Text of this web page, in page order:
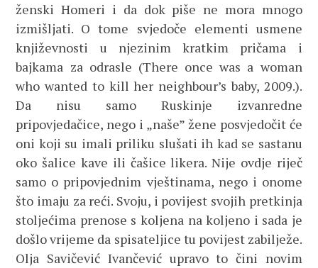
ženski Homeri i da dok piše ne mora mnogo
izmišljati. O tome svjedoče elementi usmene
književnosti u njezinim kratkim pričama i
bajkama za odrasle (There once was a woman
who wanted to kill her neighbour’s baby, 2009.).
Da nisu samo Ruskinje izvanredne
pripovjedačice, nego i „naše” žene posvjedočit će
oni koji su imali priliku slušati ih kad se sastanu
oko šalice kave ili čašice likera. Nije ovdje riječ
samo o pripovjednim vještinama, nego i onome
što imaju za reći. Svoju, i povijest svojih pretkinja
stoljećima prenose s koljena na koljeno i sada je
došlo vrijeme da spisateljice tu povijest zabilježe.
Olja Savičević Ivančević upravo to čini novim